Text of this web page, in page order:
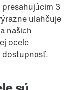
presahujúcim 3
uľahčuje
našich
ocele
dostupnosť.